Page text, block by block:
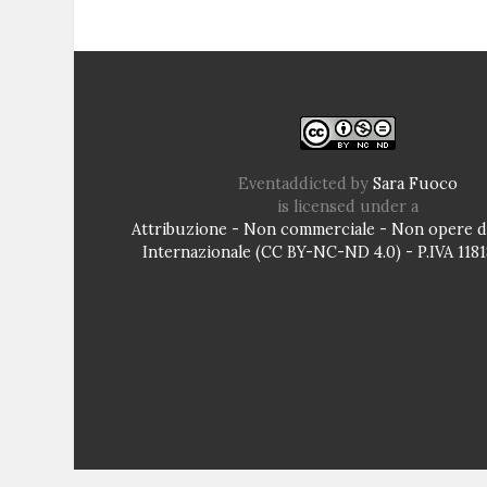
Eventaddicted by Sara Fuoco
is licensed under a
Attribuzione - Non commerciale - Non opere
Internazionale (CC BY-NC-ND 4.0) - P.IVA